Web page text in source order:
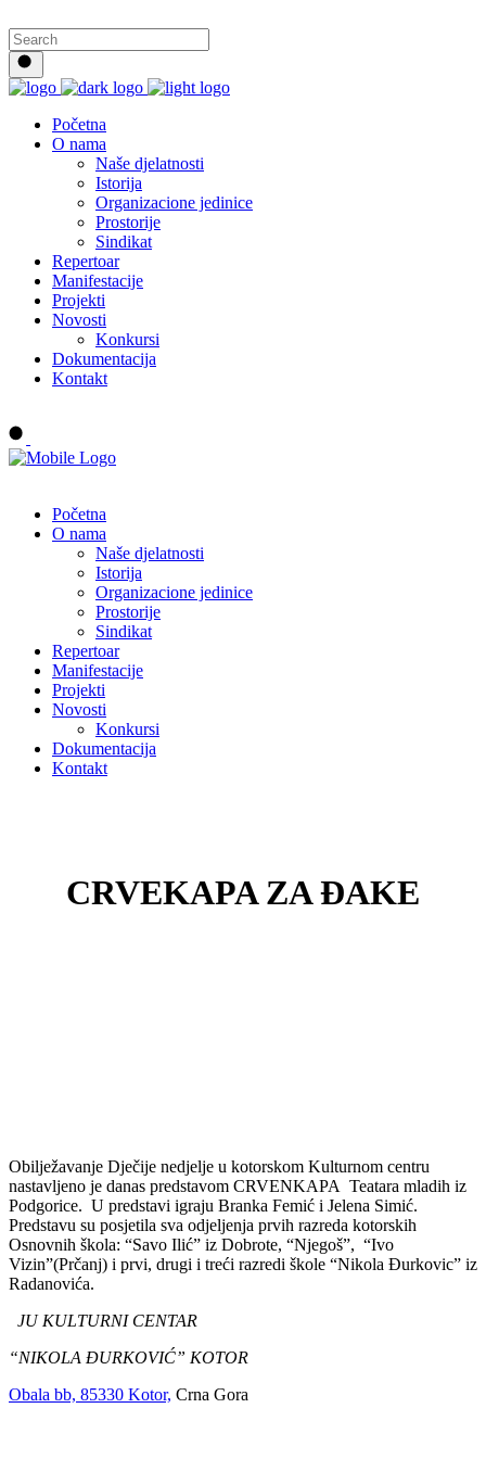
Početna
O nama
Naše djelatnosti
Istorija
Organizacione jedinice
Prostorije
Sindikat
Repertoar
Manifestacije
Projekti
Novosti
Konkursi
Dokumentacija
Kontakt
Početna
O nama
Naše djelatnosti
Istorija
Organizacione jedinice
Prostorije
Sindikat
Repertoar
Manifestacije
Projekti
Novosti
Konkursi
Dokumentacija
Kontakt
CRVEKAPA ZA ĐAKE
Obilježavanje Dječije nedjelje u kotorskom Kulturnom centru
nastavljeno je danas predstavom CRVENKAPA Teatara mladih iz
Podgorice. U predstavi igraju Branka Femić i Jelena Simić.
Predstavu su posjetila sva odjeljenja prvih razreda kotorskih
Osnovnih škola: “Savo Ilić” iz Dobrote, “Njegoš”, “Ivo
Vizin”(Prčanj) i prvi, drugi i treći razredi škole “Nikola Ðurkovic” iz
Radanovića.
JU KULTURNI CENTAR
“NIKOLA ĐURKOVIĆ” KOTOR
Obala bb, 85330 Kotor, Crna Gora